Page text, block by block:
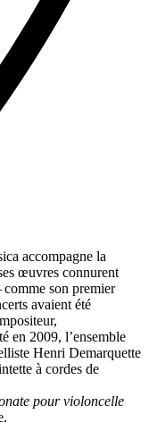
accompagne la
œuvres connurent
son premier
avaient été
en 2009, l’ensemble
Henri Demarquette
à cordes de
pour violoncelle